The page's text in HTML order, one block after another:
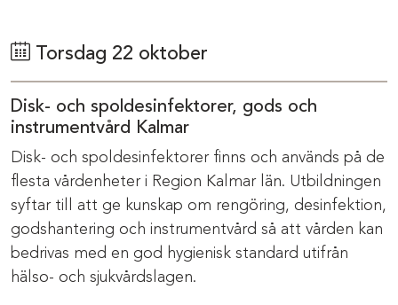
Torsdag 22 oktober
Disk- och spoldesinfektorer, gods och
instrumentvård Kalmar
Disk- och spoldesinfektorer finns och används på de
flesta vårdenheter i Region Kalmar län. Utbildningen
syftar till att ge kunskap om rengöring, desinfektion,
godshantering och instrumentvård så att vården kan
bedrivas med en god hygienisk standard utifrån
hälso- och sjukvårdslagen.